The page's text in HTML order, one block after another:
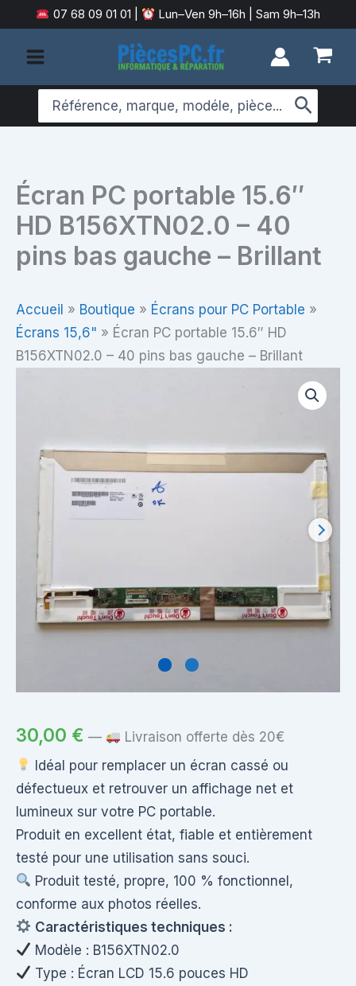
au
contenu
07 68 09 01 01 Lun–Ven 9h–16h | Sam 9h–13h
Search
for:
Écran PC portable 15.6″
HD B156XTN02.0 – 40
pins bas gauche – Brillant
Accueil » Boutique » Écrans pour PC Portable »
Écrans 15,6" » Écran PC portable 15.6″ HD
B156XTN02.0 – 40 pins bas gauche – Brillant
30,00 € —
Livraison offerte dès 20€
Idéal pour remplacer un écran cassé ou
défectueux et retrouver un affichage net et
lumineux sur votre PC portable.
Produit en excellent état, fiable et entièrement
testé pour une utilisation sans souci.
Produit testé, propre, 100 % fonctionnel,
conforme aux photos réelles.
Caractéristiques techniques :
Modèle : B156XTN02.0
Type : Écran LCD 15.6 pouces HD